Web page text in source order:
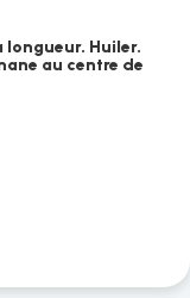
longueur. Huiler.
au centre de